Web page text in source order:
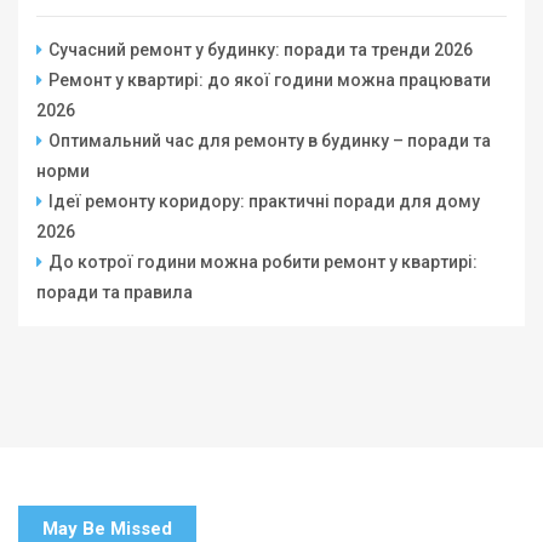
Сучасний ремонт у будинку: поради та тренди 2026
Ремонт у квартирі: до якої години можна працювати
2026
Оптимальний час для ремонту в будинку – поради та
норми
Ідеї ремонту коридору: практичні поради для дому
2026
До котрої години можна робити ремонт у квартирі:
поради та правила
May Be Missed